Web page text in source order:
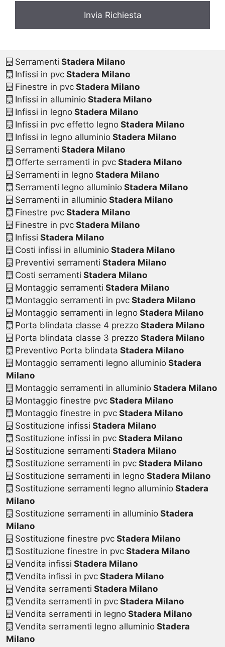
Serramenti Stadera Milano
Infissi in pvcStadera Milano
Finestre in pvcStadera Milano
Infissi in alluminioStadera Milano
Infissi in legnoStadera Milano
Infissi in pvc effetto legnoStadera Milano
Infissi in legno alluminioStadera Milano
Serramenti Stadera Milano
Offerte serramenti in pvcStadera Milano
Serramenti in legnoStadera Milano
Serramenti legno alluminioStadera Milano
Serramenti in alluminioStadera Milano
Finestre pvcStadera Milano
Finestre in pvcStadera Milano
Infissi Stadera Milano
Costi infissi in alluminioStadera Milano
Preventivi serramenti Stadera Milano
Costi serramenti Stadera Milano
Montaggio serramenti Stadera Milano
Montaggio serramenti in pvcStadera Milano
Montaggio serramenti in legnoStadera Milano
Porta blindata classe 4 prezzoStadera Milano
Porta blindata classe 3 prezzoStadera Milano
Preventivo Porta blindata Stadera Milano
Montaggio serramenti legno alluminioStadera
Milano
Montaggio serramenti in alluminioStadera Milano
Montaggio finestre pvcStadera Milano
Montaggio finestre in pvcStadera Milano
Sostituzione infissi Stadera Milano
Sostituzione infissi in pvcStadera Milano
Sostituzione serramenti Stadera Milano
Sostituzione serramenti in pvcStadera Milano
Sostituzione serramenti in legnoStadera Milano
Sostituzione serramenti legno alluminioStadera
Milano
Sostituzione serramenti in alluminioStadera
Milano
Sostituzione finestre pvcStadera Milano
Sostituzione finestre in pvcStadera Milano
Vendita infissi Stadera Milano
Vendita infissi in pvcStadera Milano
Vendita serramenti Stadera Milano
Vendita serramenti in pvcStadera Milano
Vendita serramenti in legnoStadera Milano
Vendita serramenti legno alluminioStadera
Milano